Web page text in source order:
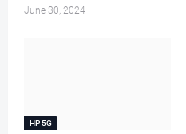
June 30, 2024
HP 5G